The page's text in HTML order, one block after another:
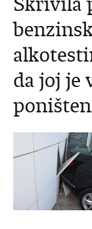
da joj je